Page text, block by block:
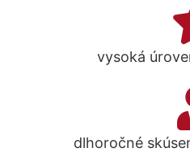
vysoká
dlhoročné